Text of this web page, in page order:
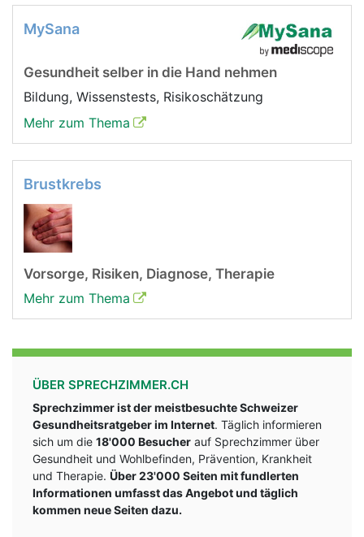
MySana
Gesundheit selber in die Hand nehmen
Bildung, Wissenstests, Risikoschätzung
Mehr zum Thema
Brustkrebs
Vorsorge, Risiken, Diagnose, Therapie
Mehr zum Thema
ÜBER SPRECHZIMMER.CH
Sprechzimmer ist der meistbesuchte Schweizer
Gesundheitsratgeber im Internet. Täglich informieren
sich um die 18'000 Besucher auf Sprechzimmer über
Gesundheit und Wohlbefinden, Prävention, Krankheit
und Therapie. Über 23'000 Seiten mit fundlerten
Informationen umfasst das Angebot und täglich
kommen neue Seiten dazu.